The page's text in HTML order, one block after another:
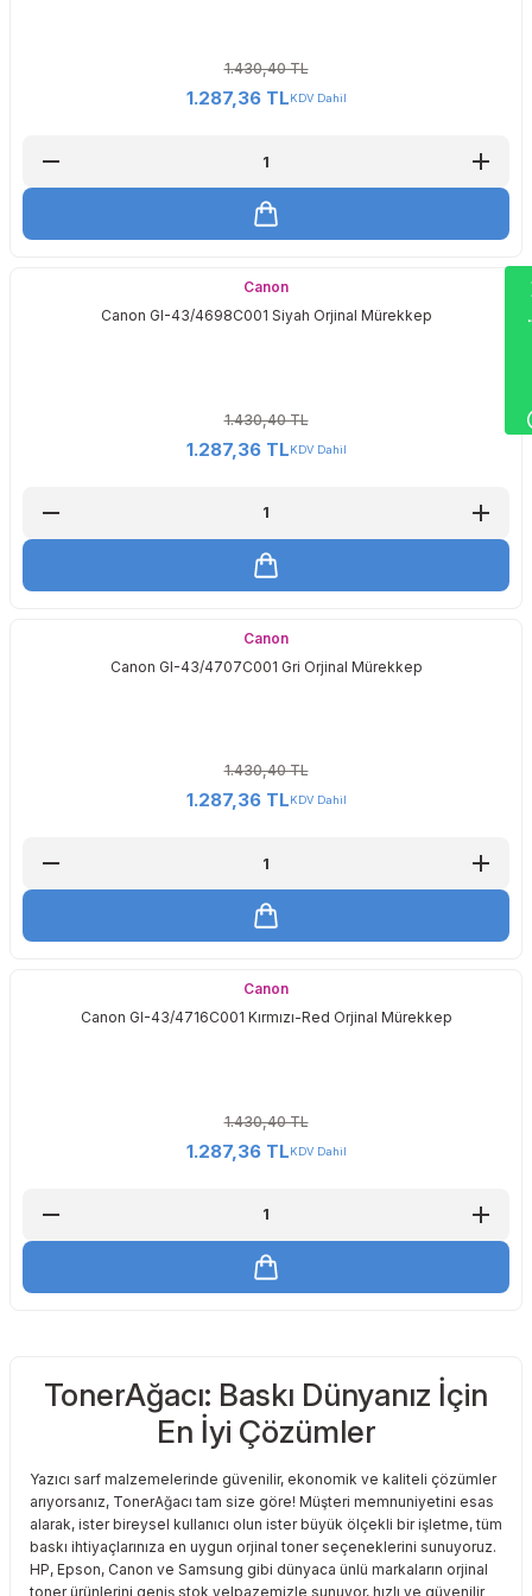
1.430,40 TL
1.287,36 TLKDV Dahil
Canon
Canon GI-43/4698C001 Siyah Orjinal Mürekkep
1.430,40 TL
1.287,36 TLKDV Dahil
Canon
Canon GI-43/4707C001 Gri Orjinal Mürekkep
1.430,40 TL
1.287,36 TLKDV Dahil
Canon
Canon GI-43/4716C001 Kırmızı-Red Orjinal Mürekkep
1.430,40 TL
1.287,36 TLKDV Dahil
TonerAğacı: Baskı Dünyanız İçin
En İyi Çözümler
Yazıcı sarf malzemelerinde güvenilir, ekonomik ve kaliteli çözümler
arıyorsanız, TonerAğacı tam size göre! Müşteri memnuniyetini esas
alarak, ister bireysel kullanıcı olun ister büyük ölçekli bir işletme, tüm
baskı ihtiyaçlarınıza en uygun orjinal toner seçeneklerini sunuyoruz.
HP, Epson, Canon ve Samsung gibi dünyaca ünlü markaların orjinal
toner ürünlerini geniş stok yelpazemizle sunuyor, hızlı ve güvenilir